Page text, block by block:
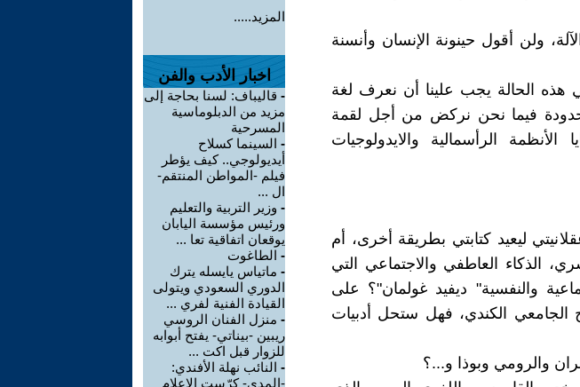
ولن أقول حينونة الإنسان وأنسنة
الحالة يجب علينا أن نعرف لغة
محدودة فيما نحن نركض من أجل لقمة
الرأسمالية والايدولوجيات
ليعيد كتابتي بطريقة أخرى، أم
الذكاء العاطفي والاجتماعي التي
والنفسية" ديفيد غولمان"؟ على
الجامعي الكندي، فهل ستحل أدبيات
والرومي وبوذا و...؟
المزيد.....
اخبار الأدب والفن
- قاليباف: لسنا بحاجة إلى
مزيد من الدبلوماسية
المسرحية
- السينما كسلاح
أيديولوجي.. كيف يؤطر
فيلم -المواطن المنتقم-
ال ...
- وزير التربية والتعليم
ورئيس مؤسسة اليابان
يوقعان اتفاقية تعا ...
- الطاغوت
- ماتياس يايسله يترك
الدوري السعودي ويتولى
القيادة الفنية لفري ...
- منزل الفنان الروسي
ريبين -بيناتي- يفتح أبوابه
للزوار قبل اكت ...
- النائب نهلة الأفندي:
-المدى- كرّست الإعلام